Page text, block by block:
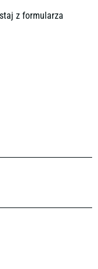
z formularza